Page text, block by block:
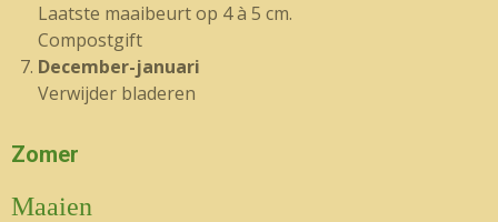
Laatste maaibeurt op 4 à 5 cm.
Compostgift
December-januari
Verwijder bladeren
Zomer
Maaien